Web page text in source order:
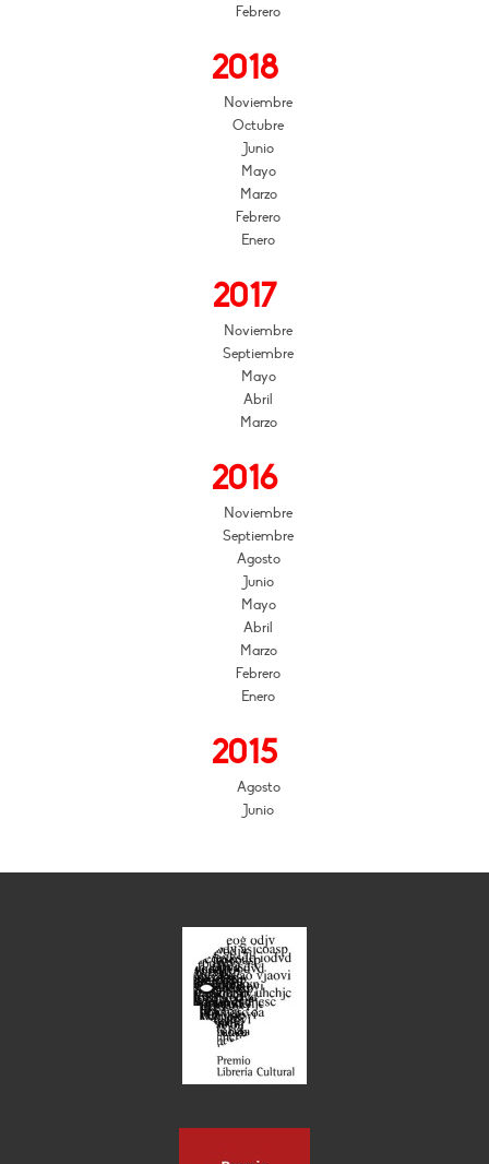
Febrero
2018
Noviembre
Octubre
Junio
Mayo
Marzo
Febrero
Enero
2017
Noviembre
Septiembre
Mayo
Abril
Marzo
2016
Noviembre
Septiembre
Agosto
Junio
Mayo
Abril
Marzo
Febrero
Enero
2015
Agosto
Junio